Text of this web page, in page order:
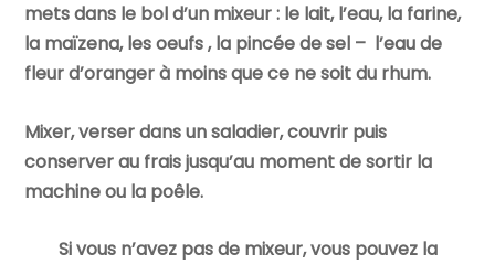
mets dans le bol d’un mixeur : le lait, l’eau, la farine,
la maïzena, les oeufs , la pincée de sel – l’eau de
fleur d’oranger à moins que ce ne soit du rhum.
Mixer, verser dans un saladier, couvrir puis
conserver au frais jusqu’au moment de sortir la
machine ou la poêle.
Si vous n’avez pas de mixeur, vous pouvez la